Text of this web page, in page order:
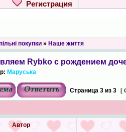
Регистрация
покупки» Наше життя
Rybko с рождением
Маруська
Страница 3из 3 [
Автор